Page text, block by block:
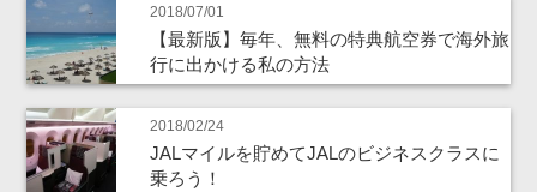
2018/07/01
【最新版】毎年、無料の特典航空券で海外旅
行に出かける私の方法
2018/02/24
JALマイルを貯めてJALのビジネスクラスに
乗ろう！